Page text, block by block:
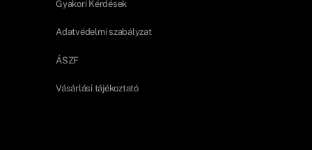
Gyakori Kérdések
Adatvédelmi szabályzat
ÁSZF
Vásárlási tájékoztató